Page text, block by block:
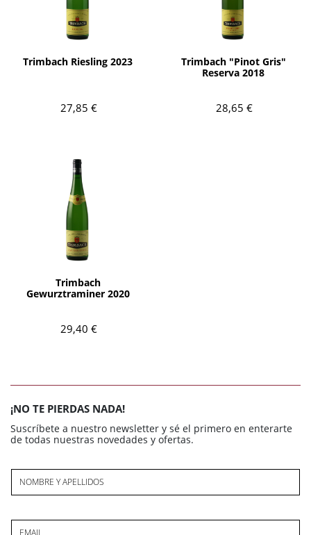
Trimbach Riesling 2023
27,85 €
AÑADIR
Trimbach "Pinot Gris"
Reserva 2018
28,65 €
AÑADIR
Trimbach
Gewurztraminer 2020
29,40 €
AÑADIR
¡NO TE PIERDAS NADA!
Suscríbete a nuestro newsletter y sé el primero en enterarte
de todas nuestras novedades y ofertas.
NOMBRE Y APELLIDOS
EMAIL